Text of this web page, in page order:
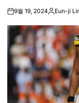
on9월 19, 2024Posted
Eun-ji